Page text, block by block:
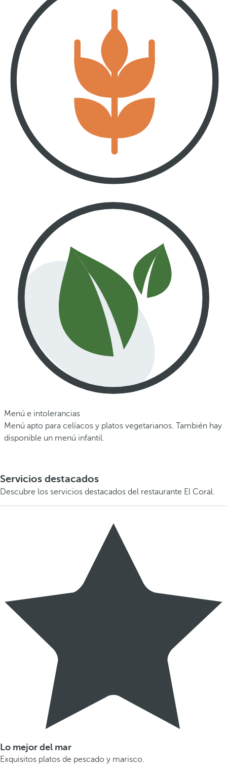
Menú e intolerancias
Menú apto para celíacos y platos vegetarianos. También hay
disponible un menú infantil.
Servicios destacados
Descubre los servicios destacados del restaurante El Coral.
Lo mejor del mar
Exquisitos platos de pescado y marisco.